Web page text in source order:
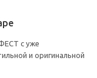
с уже
и оригинальной